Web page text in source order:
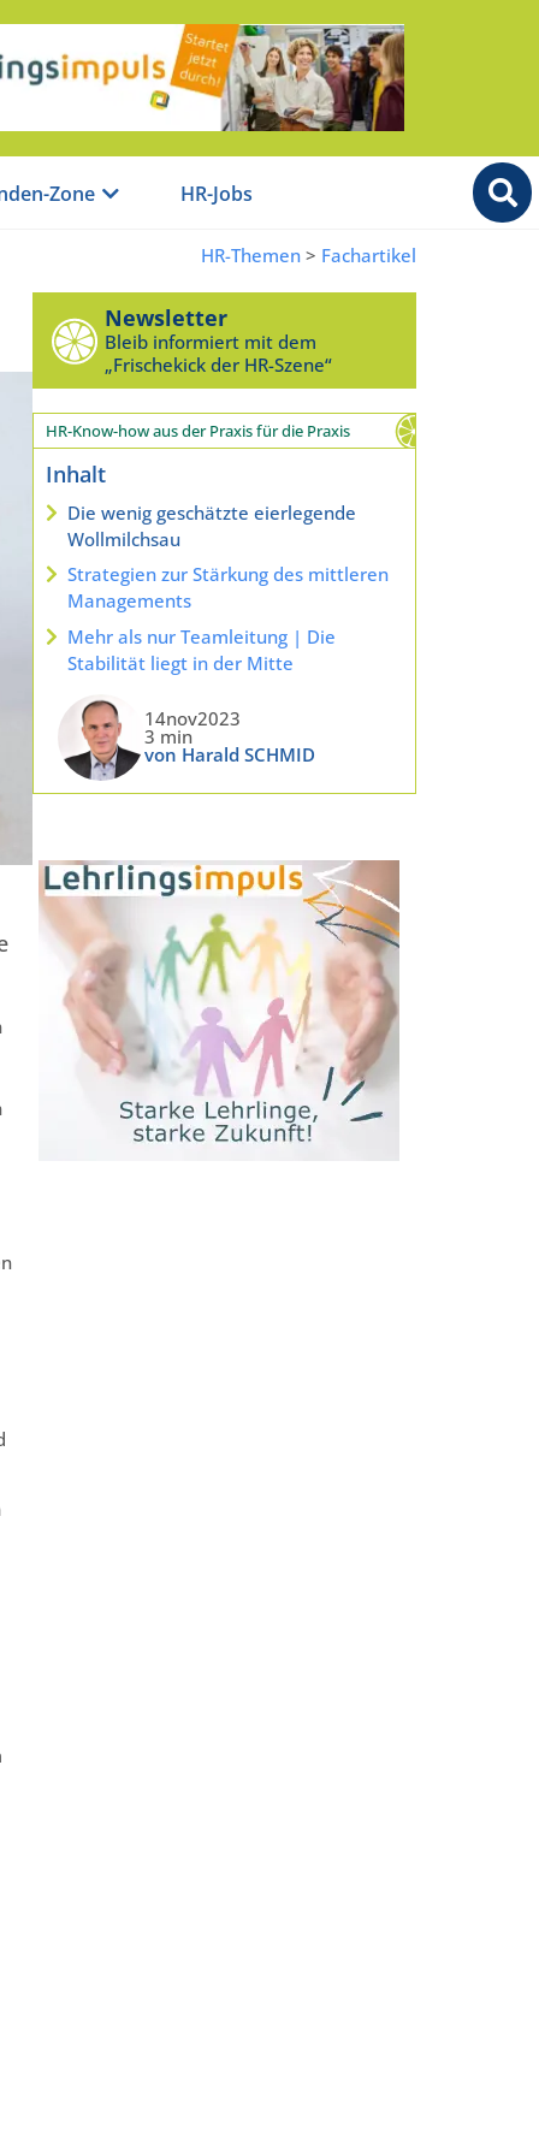
Zone HR-Jobs
HR-Themen > Fachartikel
Newsletter
Bleib informiert mit dem
„Frischekick der HR-Szene“
HR-Know-how aus der Praxis für die Praxis
Inhalt
Die wenig geschätzte eierlegende
Wollmilchsau
Strategien zur Stärkung des mittleren
Managements
Mehr als nur Teamleitung | Die
Stabilität liegt in der Mitte
14nov2023
3 min
von Harald SCHMID